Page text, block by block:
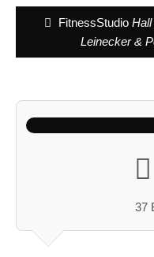
FitnessStudio
Leinecker &
37